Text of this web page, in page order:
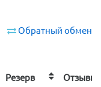
Обратный обмен
Резерв